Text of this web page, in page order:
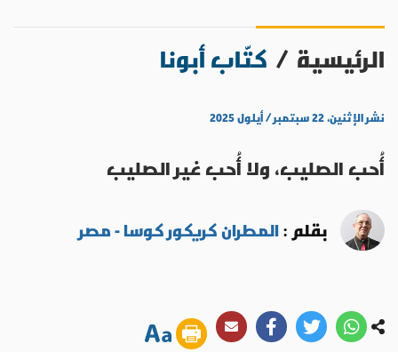
الرئيسية / كتّاب أبونا
نشر الإثنين، ٢٢ سبتمبر / أيلول ٢٠٢٥
أُحب الصليب، ولا أُحب غير الصليب
بقلم :المطران كريكور كوسا - مصر